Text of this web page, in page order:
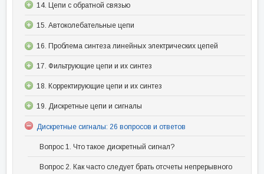
14. Цепи с обратной связью
15. Автоколебательные цепи
16. Проблема синтеза линейных электрических цепей
17. Фильтрующие цепи и их синтез
18. Корректирующие цепи и их синтез
19. Дискретные цепи и сигналы
Дискретные сигналы: 26 вопросов и ответов
Вопрос 1. Что такое дискретный сигнал?
Вопрос 2. Как часто следует брать отсчеты непрерывного